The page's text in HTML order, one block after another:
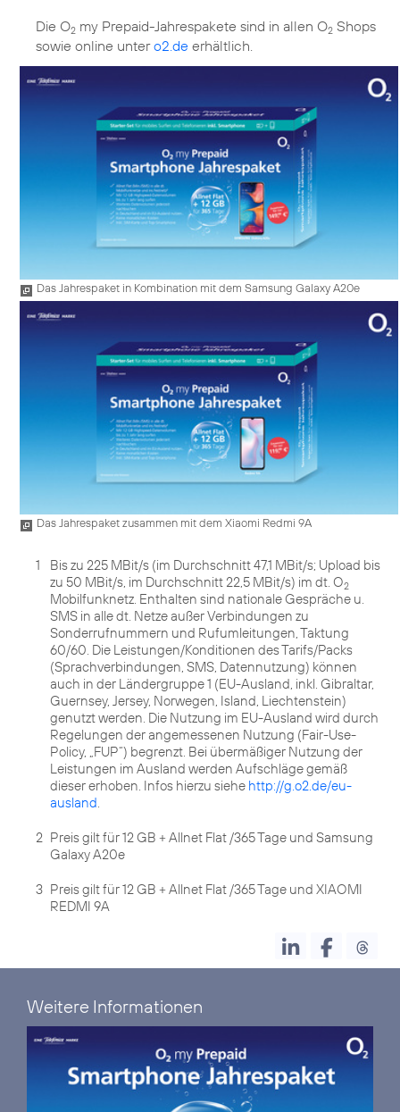
Die O2 my Prepaid-Jahrespakete sind in allen O2 Shops
sowie online untero2.de erhältlich.
Das Jahrespaket in Kombination mit dem Samsung Galaxy A20e
Das Jahrespaket zusammen mit dem Xiaomi Redmi 9A
1
Bis zu 225 MBit/s (im Durchschnitt 47,1 MBit/s; Upload bis
zu 50 MBit/s, im Durchschnitt 22,5 MBit/s) im dt. O2
Mobilfunknetz. Enthalten sind nationale Gespräche u.
SMS in alle dt. Netze außer Verbindungen zu
Sonderrufnummern und Rufumleitungen, Taktung
60/60. Die Leistungen/Konditionen des Tarifs/Packs
(Sprachverbindungen, SMS, Datennutzung) können
auch in der Ländergruppe 1 (EU-Ausland, inkl. Gibraltar,
Guernsey, Jersey, Norwegen, Island, Liechtenstein)
genutzt werden. Die Nutzung im EU-Ausland wird durch
Regelungen der angemessenen Nutzung (Fair-Use-
Policy, „FUP“) begrenzt. Bei übermäßiger Nutzung der
Leistungen im Ausland werden Aufschläge gemäß
dieser erhoben. Infos hierzu siehe http://g.o2.de/eu-
ausland
2 Preis gilt für 12 GB + Allnet Flat /365 Tage und Samsung
Galaxy A20e
3 Preis gilt für 12 GB + Allnet Flat /365 Tage und XIAOMI
REDMI 9A
Weitere Informationen